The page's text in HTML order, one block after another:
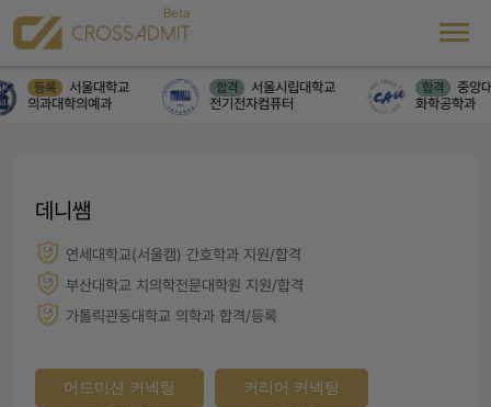
등록
서울대학교
의과대학의예과
합격
서울시립대학교
전기전자컴퓨터
합격
중앙
화학공학과
데니쌤
연세대학교(서울캠) 간호학과 지원/합격
부산대학교 치의학전문대학원 지원/합격
가톨릭관동대학교 의학과 합격/등록
어드미션 커넥팅 커리어 커넥팅